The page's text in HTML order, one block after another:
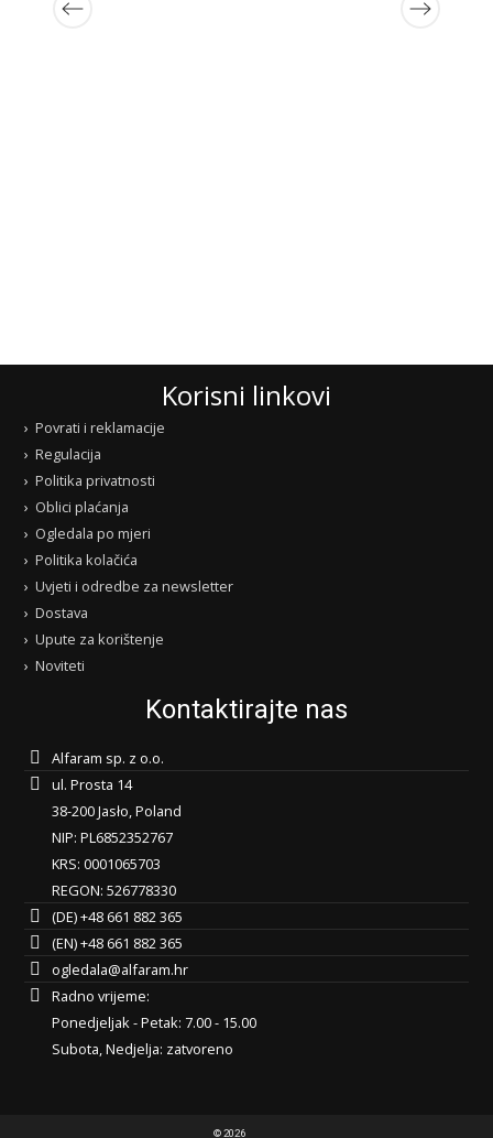
Korisni linkovi
Povrati i reklamacije
Regulacija
Politika privatnosti
Oblici plaćanja
Ogledala po mjeri
Politika kolačića
Uvjeti i odredbe za newsletter
Dostava
Upute za korištenje
Noviteti
Kontaktirajte nas
Alfaram sp. z o.o.
ul. Prosta 14
38-200 Jasło, Poland
NIP: PL6852352767
KRS: 0001065703
REGON: 526778330
(DE) +48 661 882 365
(EN) +48 661 882 365
ogledala@alfaram.hr
Radno vrijeme:
Ponedjeljak - Petak: 7.00 - 15.00
Subota, Nedjelja: zatvoreno
© 2026